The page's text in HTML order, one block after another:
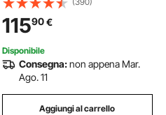
Spruzzo, Kit di Pompa a Pedale
Utilizzato con Cilindri a Semplice
Effetto
11590€
Disponibile
Consegna:non appena Mar.
Ago. 11
Aggiungi al carrello